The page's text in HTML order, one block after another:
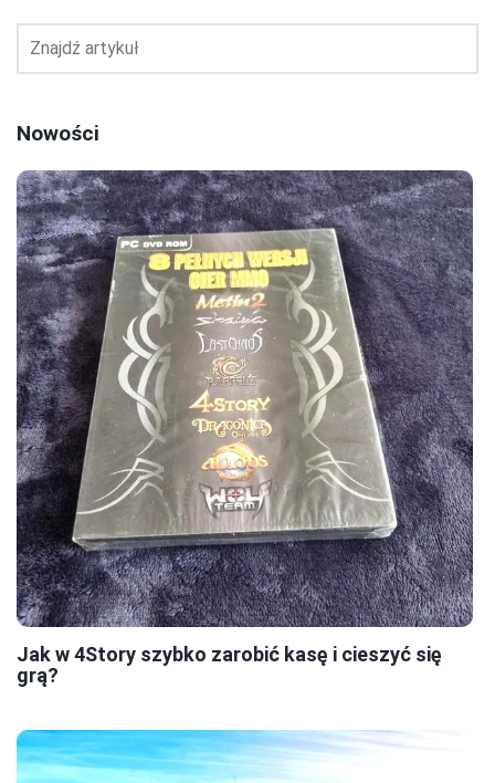
Nowości
Jak w 4Story szybko zarobić kasę i cieszyć się
grą?